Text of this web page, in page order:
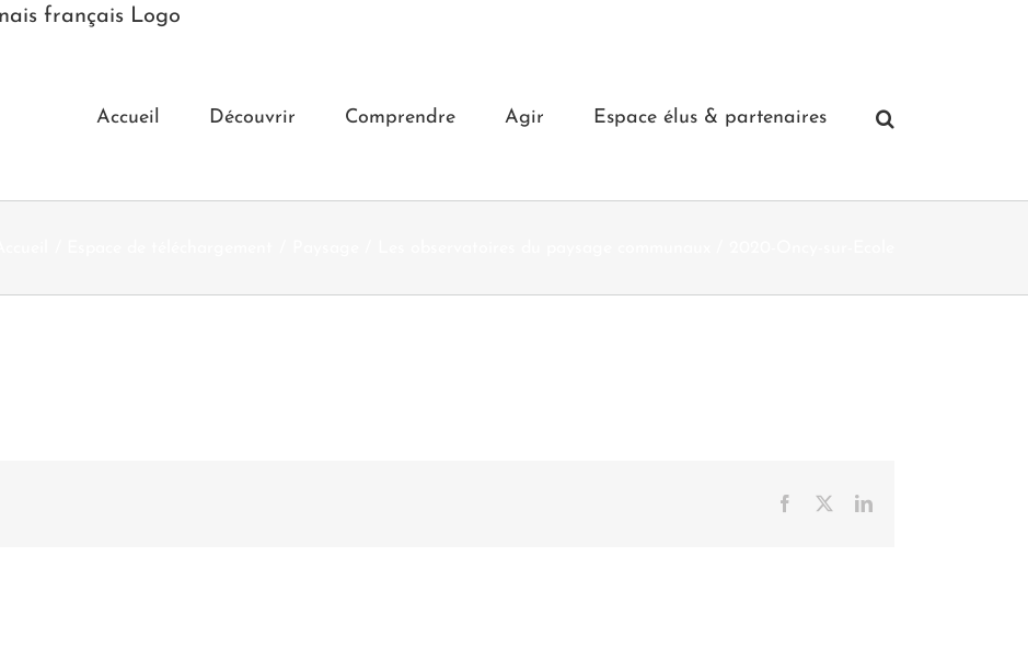
Accueil Découvrir Comprendre Agir Espace élus & partenaires
Facebook LinkedIn